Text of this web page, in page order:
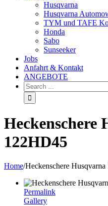
Husqvarna
Husqvarna
TYM und TAFE
Honda
Sabo
Sunseeker
Jobs
Anfahrt & Kontakt
ANGEBOTE
Heckenschere
122HD45
Home/Heckenschere
Permalink
Gallery